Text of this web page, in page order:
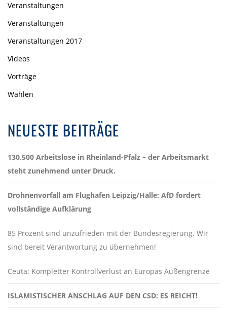
Veranstaltungen
Veranstaltungen
Veranstaltungen 2017
Videos
Vorträge
Wahlen
NEUESTE BEITRÄGE
130.500 Arbeitslose in Rheinland-Pfalz – der Arbeitsmarkt
steht zunehmend unter Druck.
Drohnenvorfall am Flughafen Leipzig/Halle: AfD fordert
vollständige Aufklärung
85 Prozent sind unzufrieden mit der Bundesregierung. Wir
sind bereit Verantwortung zu übernehmen!
Ceuta: Kompletter Kontrollverlust an Europas Außengrenze
ISLAMISTISCHER ANSCHLAG AUF DEN CSD: ES REICHT!